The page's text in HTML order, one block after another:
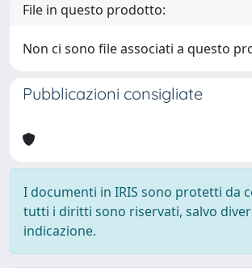
File in questo prodotto:
Non ci sono file associati a questo
Pubblicazioni consigliate
I documenti in IRIS sono protetti da
tutti i diritti sono riservati, salvo
indicazione.